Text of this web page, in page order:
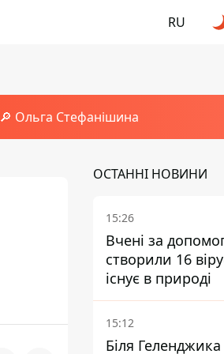
RU
🔎 Ольга Стефанішина
ОСТАННІ НОВИНИ
15:26
Вчені за
створили 16
існує в природі
15:12
Біля Геленджика